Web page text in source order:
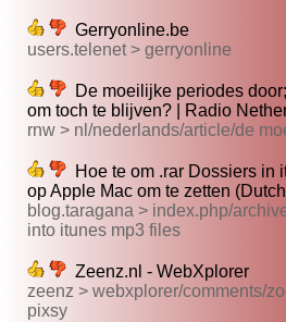
Gerryonline.be
users.telenet > gerryonline
De moeilijke periodes
om toch te blijven? | Radio
rnw > nl/nederlands/article/de
Hoe te om .rar Dossiers in
op Apple Mac om te zetten
blog.taragana > index.php/
into itunes mp3 files
Zeenz.nl - WebXplorer
zeenz > webxplorer/comments/
pixsy